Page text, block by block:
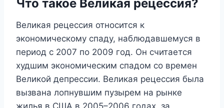
Что такое Великая рецессия?
Великая рецессия относится к
экономическому спаду, наблюдавшемуся в
период с 2007 по 2009 год. Он считается
худшим экономическим спадом со времен
Великой депрессии. Великая рецессия была
вызвана лопнувшим пузырем на рынке
жилья в США в 2005–2006 годах, за